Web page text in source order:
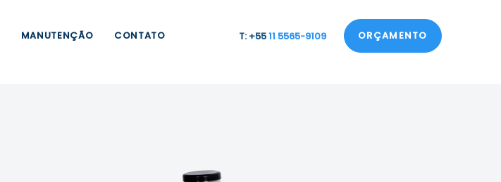
MANUTENÇÃO CONTATO T: +5511 5565-9109 ORÇAMENTO